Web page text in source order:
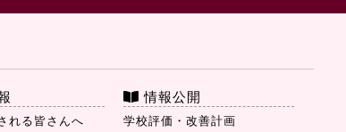
れる皆さんへ
情報公開
学校評価・改善計画